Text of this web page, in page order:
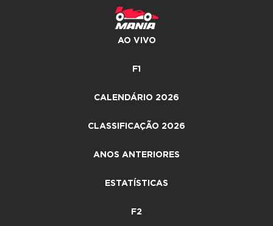
AO VIVO
F1
CALENDÁRIO 2026
CLASSIFICAÇÃO 2026
ANOS ANTERIORES
ESTATÍSTICAS
F2